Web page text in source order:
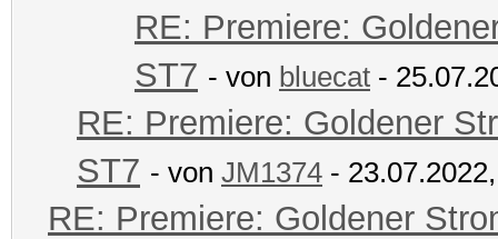
RE: Premiere:
ST7 - von bluecat -
RE: Premiere: Goldener
ST7 - von JM1374 -
RE: Premiere: Goldener